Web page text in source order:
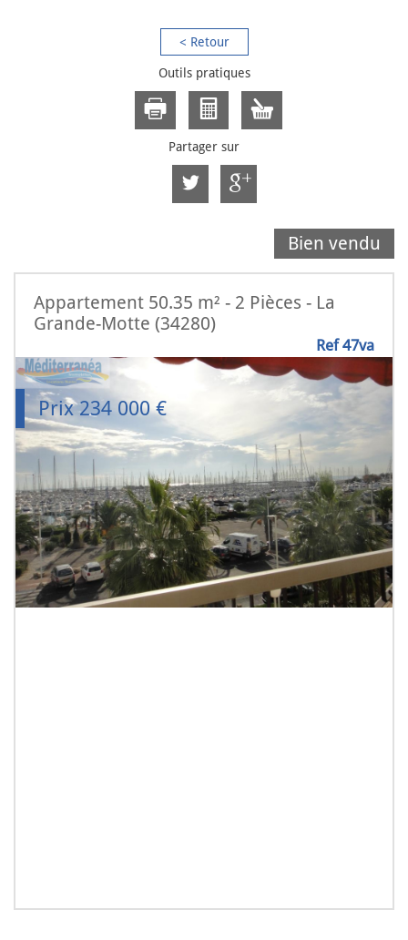
< Retour
Outils pratiques
Partager sur
Bien vendu
Appartement 50.35 m² - 2 Pièces - La
Grande-Motte (34280)
Ref 47va
Prix 234 000 €